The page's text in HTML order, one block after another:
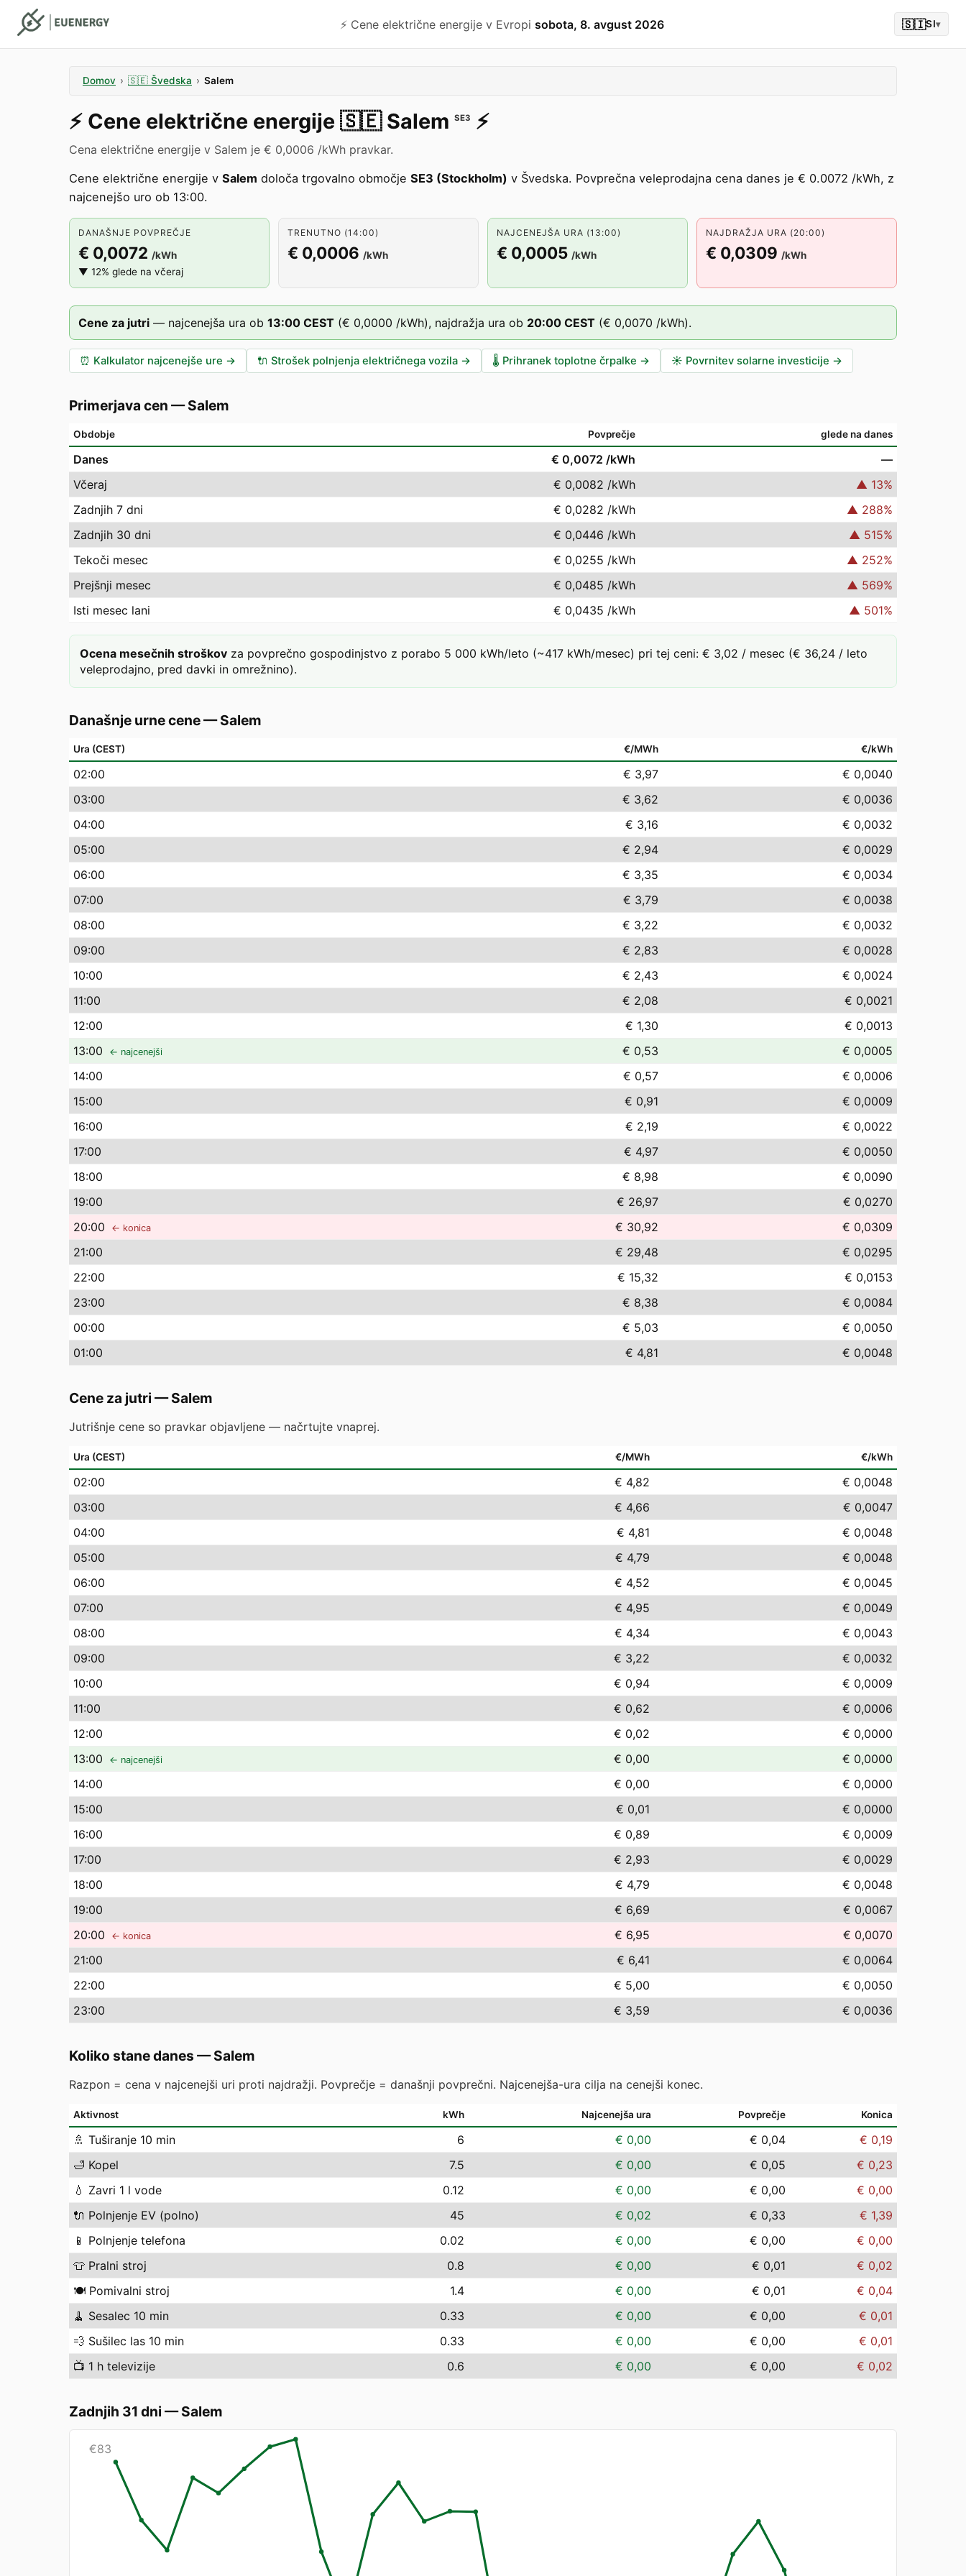
⚡️ Cene električne energije v Evropi sobota, 8. avgust 2026 🇸🇮SI▾
Domov › 🇸🇪 Švedska › Salem
⚡️ Cene električne energije 🇸🇪 Salem SE3 ⚡️
Cena električne energije v Salem je € 0,0006 /kWh pravkar.
Cene električne energije v Salem določa trgovalno območje SE3 (Stockholm) v Švedska. Povprečna veleprodajna cena danes je € 0.0072 /kWh, z
najcenejšo uro ob 13:00.
DANAŠNJE POVPREČJE
€ 0,0072 /kWh
▼ 12% glede na včeraj
TRENUTNO (14:00)
€ 0,0006 /kWh
NAJCENEJŠA URA (13:00)
€ 0,0005 /kWh
NAJDRAŽJA URA (20:00)
€ 0,0309 /kWh
Cene za jutri — najcenejša ura ob 13:00 CEST (€ 0,0000 /kWh), najdražja ura ob 20:00 CEST (€ 0,0070 /kWh).
⏰ Kalkulator najcenejše ure → 🔌 Strošek polnjenja električnega vozila → 🌡️ Prihranek toplotne črpalke → ☀️ Povrnitev solarne investicije →
Primerjava cen —Salem
Obdobje Povprečje glede na danes
Danes € 0,0072 /kWh
—
Včeraj
€ 0,0082 /kWh ▲ 13%
Zadnjih 7 dni
€ 0,0282 /kWh ▲ 288%
Zadnjih 30 dni
€ 0,0446 /kWh ▲ 515%
Tekoči mesec
€ 0,0255 /kWh ▲ 252%
Prejšnji mesec
€ 0,0485 /kWh ▲ 569%
Isti mesec lani
€ 0,0435 /kWh ▲ 501%
Ocena mesečnih stroškov za povprečno gospodinjstvo z porabo 5 000 kWh/leto (~417 kWh/mesec) pri tej ceni: € 3,02 / mesec (€ 36,24 / leto
veleprodajno, pred davki in omrežnino).
Današnje urne cene—Salem
Ura (CEST) €/MWh €/kWh
02:00 € 3,97
€ 0,0040
03:00 € 3,62
€ 0,0036
04:00 € 3,16
€ 0,0032
05:00 € 2,94
€ 0,0029
06:00 € 3,35
€ 0,0034
07:00 € 3,79
€ 0,0038
08:00 € 3,22
€ 0,0032
09:00 € 2,83
€ 0,0028
10:00 € 2,43
€ 0,0024
11:00 € 2,08
€ 0,0021
12:00 € 1,30
€ 0,0013
13:00 ← najcenejši € 0,53
€ 0,0005
14:00 € 0,57
€ 0,0006
15:00 € 0,91
€ 0,0009
16:00 € 2,19
€ 0,0022
17:00 € 4,97
€ 0,0050
18:00 € 8,98
€ 0,0090
19:00 € 26,97
€ 0,0270
20:00 ← konica € 30,92
€ 0,0309
21:00 € 29,48
€ 0,0295
22:00 € 15,32
€ 0,0153
23:00 € 8,38
€ 0,0084
00:00 € 5,03
€ 0,0050
01:00 € 4,81 € 0,0048
Cene za jutri —Salem
Jutrišnje cene so pravkar objavljene — načrtujte vnaprej.
Ura (CEST) €/MWh €/kWh
02:00 € 4,82
€ 0,0048
03:00 € 4,66
€ 0,0047
04:00 € 4,81
€ 0,0048
05:00 € 4,79
€ 0,0048
06:00 € 4,52
€ 0,0045
07:00 € 4,95
€ 0,0049
08:00 € 4,34
€ 0,0043
09:00 € 3,22
€ 0,0032
10:00 € 0,94
€ 0,0009
11:00 € 0,62
€ 0,0006
12:00 € 0,02
€ 0,0000
13:00 ← najcenejši € 0,00
€ 0,0000
14:00 € 0,00
€ 0,0000
15:00 € 0,01
€ 0,0000
16:00 € 0,89
€ 0,0009
17:00 € 2,93
€ 0,0029
18:00 € 4,79
€ 0,0048
19:00 € 6,69
€ 0,0067
20:00 ← konica € 6,95
€ 0,0070
21:00 € 6,41
€ 0,0064
22:00 € 5,00
€ 0,0050
23:00 € 3,59 € 0,0036
Koliko stane danes —Salem
Razpon = cena v najcenejši uri proti najdražji. Povprečje = današnji povprečni. Najcenejša-ura cilja na cenejši konec.
Aktivnost kWh Najcenejša ura Povprečje Konica
🚿 Tuširanje 10 min 6 € 0,00 € 0,04
€ 0,19
🛁 Kopel 7.5 € 0,00 € 0,05
€ 0,23
💧 Zavri 1 l vode 0.12 € 0,00 € 0,00
€ 0,00
🔌 Polnjenje EV (polno) 45 € 0,02 € 0,33
€ 1,39
📱 Polnjenje telefona 0.02 € 0,00 € 0,00
€ 0,00
👕 Pralni stroj 0.8 € 0,00 € 0,01
€ 0,02
🍽️ Pomivalni stroj 1.4 € 0,00 € 0,01
€ 0,04
🧹 Sesalec 10 min 0.33 € 0,00 € 0,00
€ 0,01
💨 Sušilec las 10 min 0.33 € 0,00 € 0,00
€ 0,01
📺 1 h televizije 0.6 € 0,00 € 0,00 € 0,02
Zadnjih 31 dni —Salem
€83